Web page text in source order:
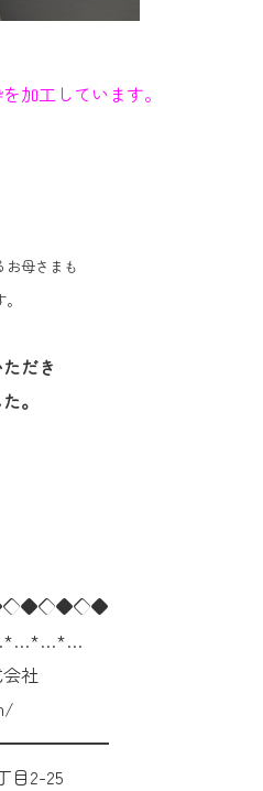
加工しています。
お母さまも
だき
。
社
目2-25